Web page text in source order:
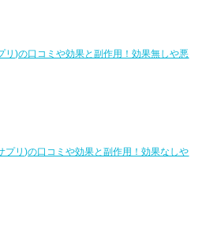
リ)の口コミや効果と副作用！効果無しや悪
プリ)の口コミや効果と副作用！効果なしや